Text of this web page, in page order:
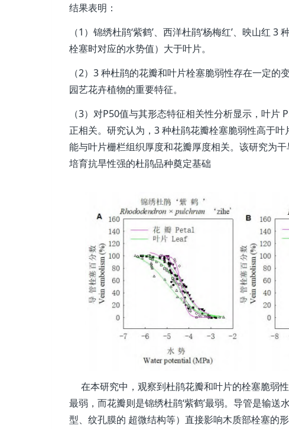
结果表明：
（1）锦绣杜鹃‘紫鹤’、西洋杜鹃‘杨梅红’、映山红
栓塞时对应的水势值）大于叶片。
（2）3 种杜鹃的花瓣和叶片栓塞脆弱性存在一定
园艺花卉植物的重要特征。
（3）对P50值与其形态特征相关性分析显示，叶
正相关。研究认为，3 种杜鹃花瓣栓塞脆弱性高于
能与叶片栅栏组织厚度和花瓣厚度相关。该研究为
培育抗旱性强的杜鹃品种奠定基础
在本研究中，观察到杜鹃花瓣和叶片的栓塞脆弱
最弱，而花瓣则是锦绣杜鹃‘紫鹤’最弱。导管是输
型、纹孔膜的 超微结构等）直接影响木质部栓塞的